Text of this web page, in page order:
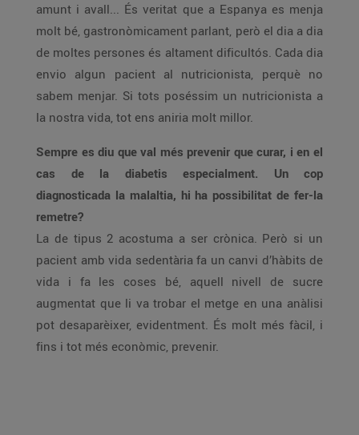
amunt i avall... És veritat que a Espanya es menja
molt bé, gastronòmicament parlant, però el dia a dia
de moltes persones és altament dificultós. Cada dia
envio algun pacient al nutricionista, perquè no
sabem menjar. Si tots poséssim un nutricionista a
la nostra vida, tot ens aniria molt millor.
Sempre es diu que val més prevenir que curar, i en el
cas de la diabetis especialment. Un cop
diagnosticada la malaltia, hi ha possibilitat de fer-la
remetre?
La de tipus 2 acostuma a ser crònica. Però si un
pacient amb vida sedentària fa un canvi d’hàbits de
vida i fa les coses bé, aquell nivell de sucre
augmentat que li va trobar el metge en una anàlisi
pot desaparèixer, evidentment. És molt més fàcil, i
fins i tot més econòmic, prevenir.